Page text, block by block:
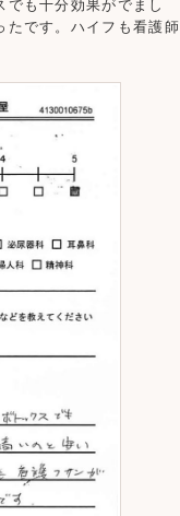
も十分効果がでまし
たです。ハイフも看護師